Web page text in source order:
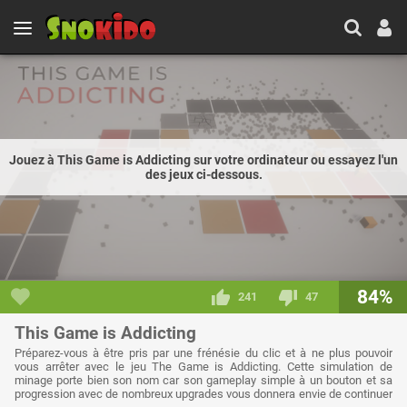
Jouez à This Game is Addicting sur votre ordinateur ou essayez l'un
des jeux ci-dessous.
241 47 84%
This Game is Addicting
Préparez-vous à être pris par une frénésie du clic et à ne plus pouvoir
vous arrêter avec le jeu The Game is Addicting. Cette simulation de
minage porte bien son nom car son gameplay simple à un bouton et sa
progression avec de nombreux upgrades vous donnera envie de continuer